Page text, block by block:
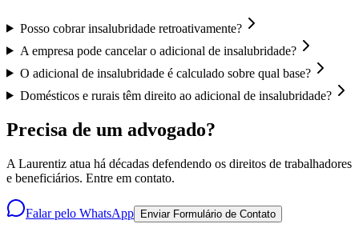
Posso cobrar insalubridade retroativamente?
A empresa pode cancelar o adicional de insalubridade?
O adicional de insalubridade é calculado sobre qual base?
Domésticos e rurais têm direito ao adicional de insalubridade?
Precisa de um advogado?
A Laurentiz atua há décadas defendendo os direitos de trabalhadores
e beneficiários. Entre em contato.
Falar pelo WhatsApp Enviar Formulário de Contato